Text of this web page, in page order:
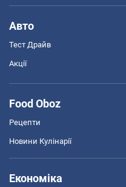
Авто
Тест Драйв
Акції
Food Oboz
Рецепти
Новини Кулінарії
Економіка